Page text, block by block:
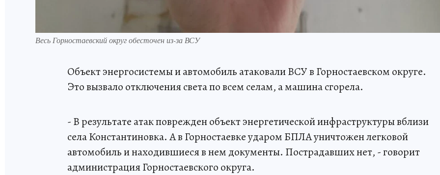
Весь Горностаевский округ обесточен из-за ВСУ
Объект энергосистемы и автомобиль атаковали ВСУ в Горностаевском округе.
Это вызвало отключения света по всем селам, а машина сгорела.
- В результате атак поврежден объект энергетической инфраструктуры вблизи
села Константиновка. А в Горностаевке ударом БПЛА уничтожен легковой
автомобиль и находившиеся в нем документы. Пострадавших нет, - говорит
администрация Горностаевского округа.